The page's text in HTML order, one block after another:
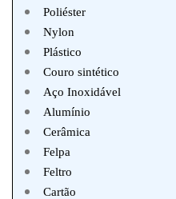
Poliéster
Nylon
Plástico
Couro sintético
Aço Inoxidável
Alumínio
Cerâmica
Felpa
Feltro
Cartão